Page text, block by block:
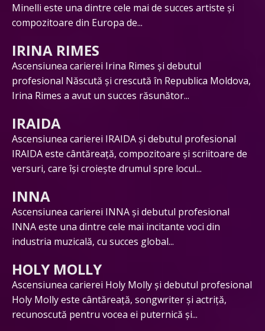
Minelli este una dintre cele mai de succes artiste și
compozitoare din Europa de...
IRINA RIMES
Ascensiunea carierei Irina Rimes și debutul
profesional Născută și crescută în Republica Moldova,
Irina Rimes a avut un succes răsunător...
IRAIDA
Ascensiunea carierei IRAIDA și debutul profesional
IRAIDA este cântăreață, compozitoare și scriitoare de
versuri, care își croiește drumul spre locul...
INNA
Ascensiunea carierei INNA și debutul profesional
INNA este una dintre cele mai incitante voci din
industria muzicală, cu succes global...
HOLY MOLLY
Ascensiunea carierei Holy Molly și debutul profesional
Holy Molly este cântăreață, songwriter și actriță,
recunoscută pentru vocea ei puternică și...